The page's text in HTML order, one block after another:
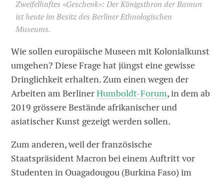
Zweifelhaftes «Geschenk»: Der Königsthron der Bamun
ist heute im Besitz des Berliner Ethnologischen
Museums.
Wie sollen europäische Museen mit Kolonialkunst
umgehen? Diese Frage hat jüngst eine gewisse
Dringlichkeit erhalten. Zum einen wegen der
Arbeiten am BerlinerHumboldt-Forum, in dem ab
2019 grössere Bestände afrikanischer und
asiatischer Kunst gezeigt werden sollen.
Zum anderen, weil der französische
Staatspräsident Macron bei einem Auftritt vor
Studenten in Ouagadougou (Burkina Faso) im